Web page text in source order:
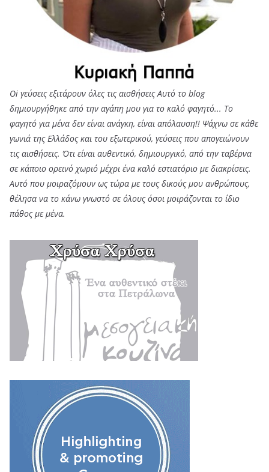
Oi γεύσεις εξιτάρουν όλες τις αισθήσεις Αυτό το blog
δημιουργήθηκε από την αγάπη μου για το καλό φαγητό... Tο
φαγητό για μένα δεν είναι ανάγκη, είναι απόλαυση!! Ψάχνω σε κάθε
γωνιά της Ελλάδος και του εξωτερικού, γεύσεις που απογειώνουν
τις αισθήσεις. Ότι είναι αυθεντικό, δημιουργικό, από την ταβέρνα
σε κάποιο ορεινό χωριό μέχρι ένα καλό εστιατόριο με διακρίσεις.
Αυτό που μοιραζόμουν ως τώρα με τους δικούς μου ανθρώπους,
θέλησα να το κάνω γνωστό σε όλους όσοι μοιράζονται το ίδιο
πάθος με μένα.